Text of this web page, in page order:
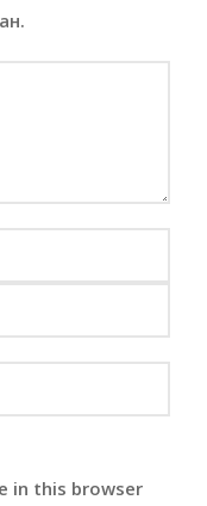
in this browser